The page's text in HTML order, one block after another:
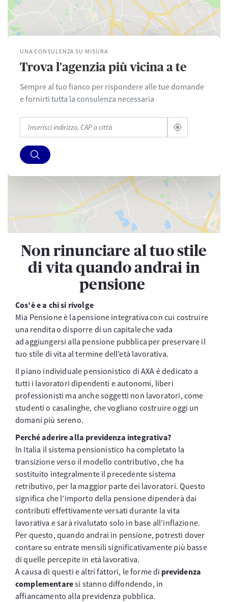
UNA CONSULENZA SU MISURA
Trova l'agenzia più vicina a te
Sempre al tuo fianco per rispondere alle tue domande
e fornirti tutta la consulenza necessaria
Non rinunciare al tuo stile
di vita quando andrai in
pensione
Cos’è e a chi si rivolge
Mia Pensione è la pensione integrativa con cui costruire
una rendita o disporre di un capitale che vada
ad aggiungersi alla pensione pubblica per preservare il
tuo stile di vita al termine dell’età lavorativa.
Il piano individuale pensionistico di AXA è dedicato a
tutti i lavoratori dipendenti e autonomi, liberi
professionisti ma anche soggetti non lavoratori, come
studenti o casalinghe, che vogliano costruire oggi un
domani più sereno.
Perché aderire alla previdenza integrativa?
In Italia il sistema pensionistico ha completato la
transizione verso il modello contributivo, che ha
sostituito integralmente il precedente sistema
retributivo, per la maggior parte dei lavoratori. Questo
significa che l’importo della pensione dipenderà dai
contributi effettivamente versati durante la vita
lavorativa e sarà rivalutato solo in base all’inflazione.
Per questo, quando andrai in pensione, potresti dover
contare su entrate mensili significativamente più basse
di quelle percepite in età lavorativa.
A causa di questi e altri fattori, le forme di previdenza
complementaresi stanno diffondendo, in
affiancamento alla previdenza pubblica.